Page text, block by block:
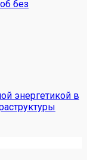
без
энергетикой в